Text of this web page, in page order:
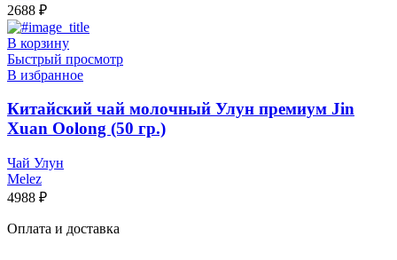
2688 ₽
В корзину
Быстрый просмотр
В избранное
Китайский чай молочный Улун премиум Jin
Xuan Oolong (50 гр.)
Чай Улун
Melez
4988 ₽
Оплата и доставка